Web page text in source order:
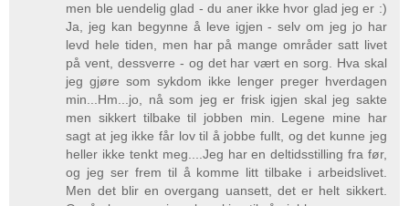
men ble uendelig glad - du aner ikke hvor glad jeg er :)
Ja, jeg kan begynne å leve igjen - selv om jeg jo har
levd hele tiden, men har på mange områder satt livet
på vent, dessverre - og det har vært en sorg. Hva skal
jeg gjøre som sykdom ikke lenger preger hverdagen
min...Hm...jo, nå som jeg er frisk igjen skal jeg sakte
men sikkert tilbake til jobben min. Legene mine har
sagt at jeg ikke får lov til å jobbe fullt, og det kunne jeg
heller ikke tenkt meg....Jeg har en deltidsstilling fra før,
og jeg ser frem til å komme litt tilbake i arbeidslivet.
Men det blir en overgang uansett, det er helt sikkert.